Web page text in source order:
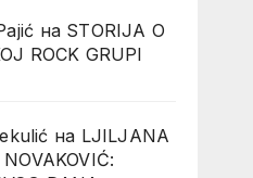
на STORIJA O
ROCK GRUPI
на LJILJANA